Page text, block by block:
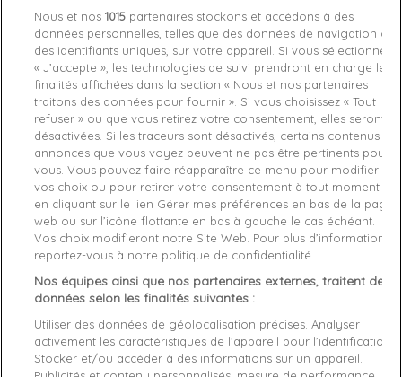
Out-of-Stock
Je craque ! favorite_border
Livraison gratuite *
Retours sous 100 jours
Produit certifié authentique
Caractéristiques produit
Description Détails du produit Fabriquant
Tout droit sorti de l'espace, ce
couleurs classiques. Cepetit sac à main Calvin Kleinpossède
compartiment unique de rangementce qui lui donne aussi
une fonction desacoche à bandoulière.
Nous et nos1015 partenaires stockons et accédons à des
données personnelles, telles que des données de navigation ou
des identifiants uniques, sur votre appareil. Si vous sélectionnez
« J’accepte », les technologies de suivi prendront en charge les
finalités affichées dans la section « Nous et nos partenaires
traitons des données pour fournir ». Si vous choisissez « Tout
refuser » ou que vous retirez votre consentement, elles seront
désactivées. Si les traceurs sont désactivés, certains contenus et
annonces que vous voyez peuvent ne pas être pertinents pour
vous. Vous pouvez faire réapparaître ce menu pour modifier
vos choix ou pour retirer votre consentement à tout moment
en cliquant sur le lien Gérer mes préférences en bas de la page
web ou sur l’icône flottante en bas à gauche le cas échéant.
Vos choix modifieront notre Site Web. Pour plus d’informations,
reportez-vous à notre politique de confidentialité.
Nos équipes ainsi que nos partenaires externes, traitent des
données selon les finalités suivantes :
Utiliser des données de géolocalisation précises. Analyser
activement les caractéristiques de l’appareil pour l’identification.
Stocker et/ou accéder à des informations sur un appareil.